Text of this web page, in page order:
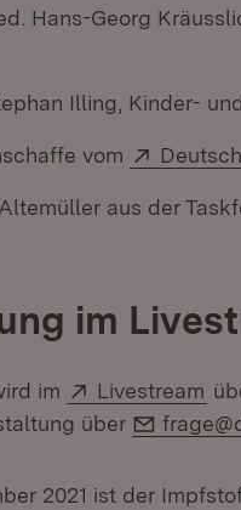
Hans-Georg
Illing, Kinder-
vom Extern:
aus der
im
im Extern:
Livestream
über
E-Mail:
2021 ist der